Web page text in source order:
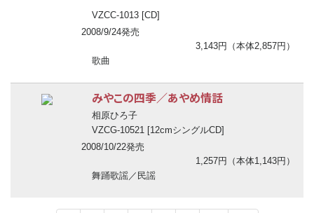
VZCC-1013 [CD]
2008/9/24発売
3,143円（本体2,857円）
歌曲
みやこの四季／あやめ情話
相原ひろ子
VZCG-10521 [12cmシングルCD]
2008/10/22発売
1,257円（本体1,143円）
舞踊歌謡／民謡